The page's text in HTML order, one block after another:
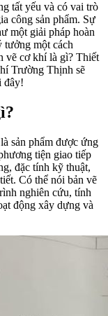
tất yếu và có vai trò
công sản phẩm. Sự
một giải pháp hoàn
tưởng một cách
vẽ cơ khí là gì? Thiết
Trường Thịnh sẽ
đây!
sản phẩm được ứng
tiện giao tiếp
đặc tính kỹ thuật,
Có thể nói bản vẽ
nghiên cứu, tính
động xây dựng và